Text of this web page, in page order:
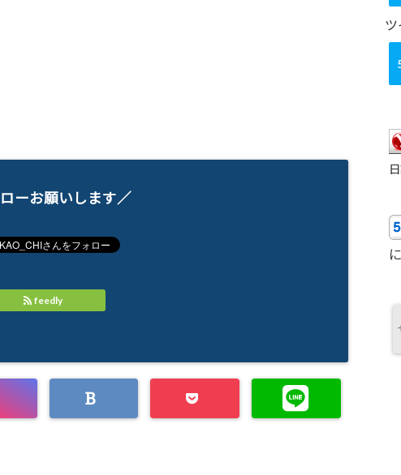
ーお願いします／
feedly
イ
ブ
ツ